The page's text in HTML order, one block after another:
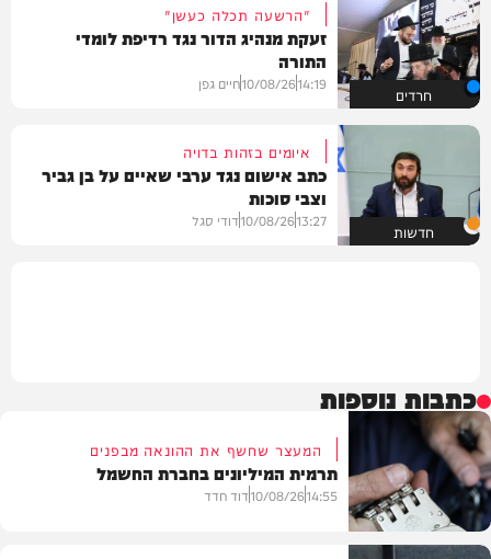
חרדים
"הרשעה תכלה כעשן"
זעקת מנהיג הדור נגד רדיפת לומדי
התורה
14:19
10/08/26חיים גפן
חדשות
איומים בזהות בדויה
כתב אישום נגד ערבי שאיים על בן גביר
וצבי סוכות
13:27
10/08/26דודי סגל
כתבות נוספות
המעצר שחשף את ההונאה מבפנים
תרמית המיליונים בחברת החשמל
14:55
10/08/26דוד חדד